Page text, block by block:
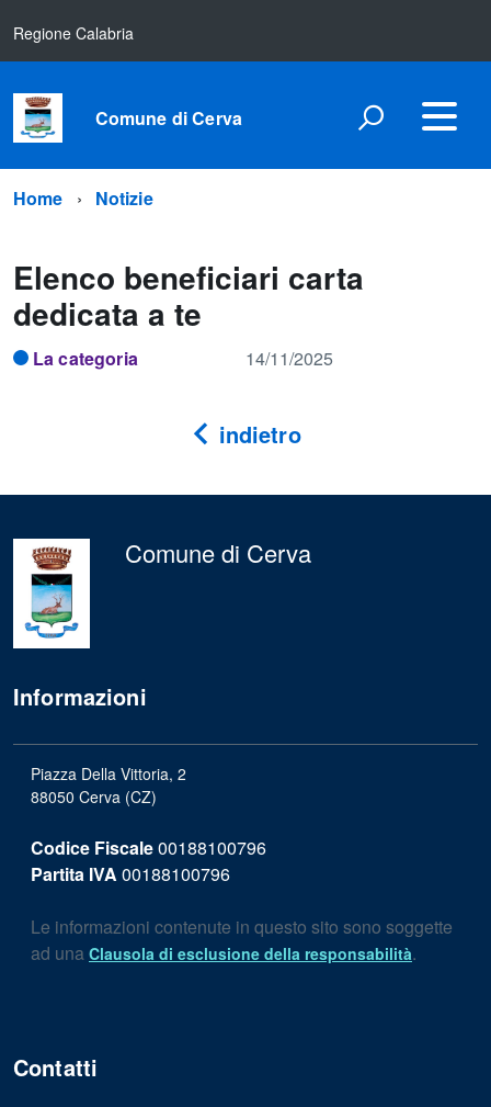
Regione Calabria
Comune di Cerva
Home Notizie
Elenco beneficiari carta
dedicata a te
La categoria 14/11/2025
indietro
Comune di Cerva
Informazioni
Piazza Della Vittoria, 2
88050 Cerva (CZ)
Codice Fiscale00188100796
Partita IVA 00188100796
Le informazioni contenute in questo sito sono soggette
ad una Clausola di esclusione della responsabilità.
Contatti